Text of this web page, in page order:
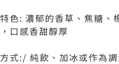
色: 濃郁的香草、焦糖
口感香甜醇厚
式:/ 純飲、加冰或作為